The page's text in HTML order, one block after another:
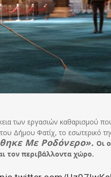
των εργασιών καθαρισμού
Δήμου Φατίχ, το εσωτερικό
Με Ροδόνερο». Οι
τον περιβάλλοντα χώρο.